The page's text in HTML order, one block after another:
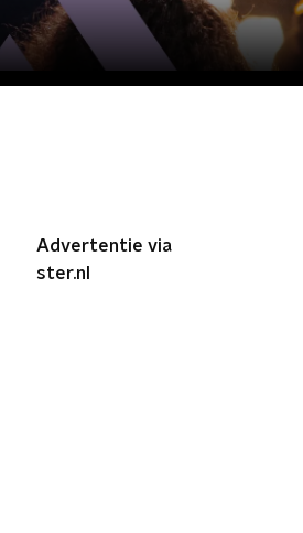
Advertentie via
ster.nl